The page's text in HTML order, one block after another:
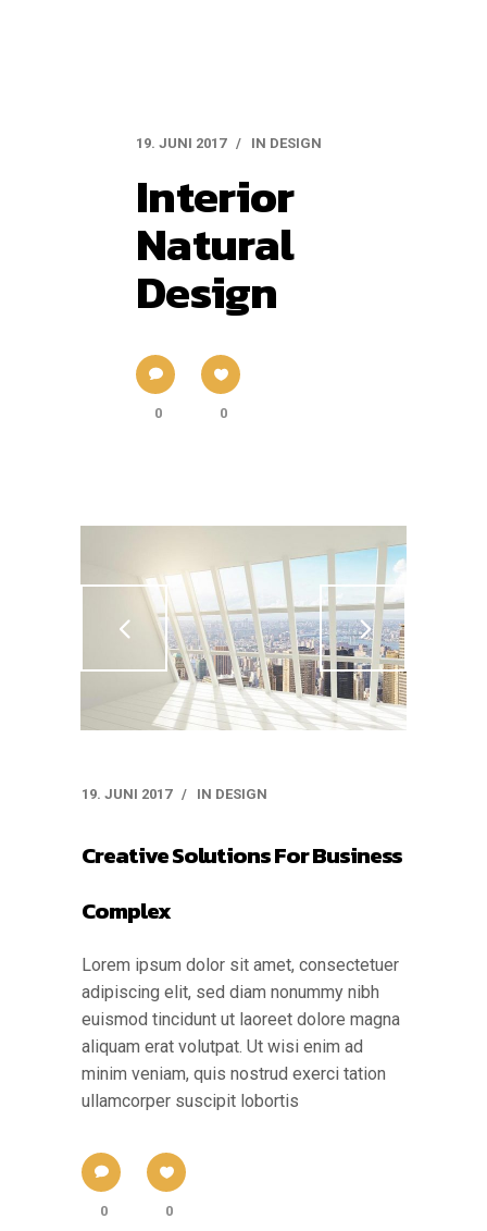
19. JUNI 2017 IN DESIGN
Interior
Natural
Design
0 0
19. JUNI 2017 IN DESIGN
Creative Solutions For Business
Complex
Lorem ipsum dolor sit amet, consectetuer
adipiscing elit, sed diam nonummy nibh
euismod tincidunt ut laoreet dolore magna
aliquam erat volutpat. Ut wisi enim ad
minim veniam, quis nostrud exerci tation
ullamcorper suscipit lobortis
0 0